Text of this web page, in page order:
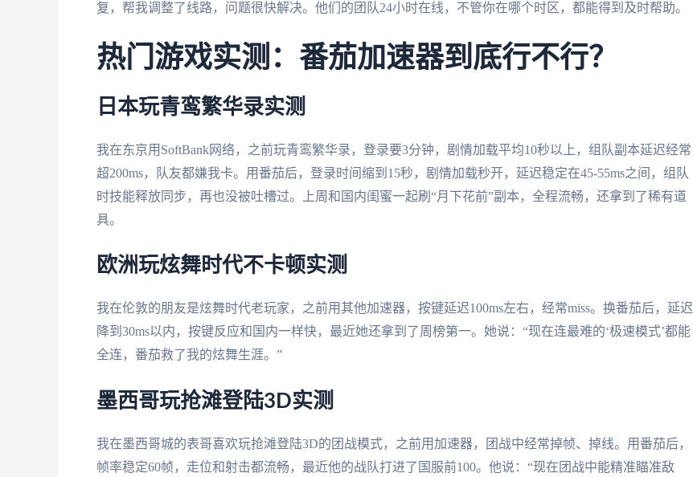
复，帮我调整了线路，问题很快解决。他们的团队24小时在线，不管你在哪个时区，都能得到及时帮助。
热门游戏实测：番茄加速器到底行不行？
日本玩青鸾繁华录实测
我在东京用SoftBank网络，之前玩青鸾繁华录，登录要3分钟，剧情加载平均10秒以上，组队副本延迟经常
超200ms，队友都嫌我卡。用番茄后，登录时间缩到15秒，剧情加载秒开，延迟稳定在45-55ms之间，组队
时技能释放同步，再也没被吐槽过。上周和国内闺蜜一起刷“月下花前”副本，全程流畅，还拿到了稀有道
具。
欧洲玩炫舞时代不卡顿实测
我在伦敦的朋友是炫舞时代老玩家，之前用其他加速器，按键延迟100ms左右，经常miss。换番茄后，延迟
降到30ms以内，按键反应和国内一样快，最近她还拿到了周榜第一。她说：“现在连最难的‘极速模式’都能
全连，番茄救了我的炫舞生涯。”
墨西哥玩抢滩登陆3D实测
我在墨西哥城的表哥喜欢玩抢滩登陆3D的团战模式，之前用加速器，团战中经常掉帧、掉线。用番茄后，
帧率稳定60帧，走位和射击都流畅，最近他的战队打进了国服前100。他说：“现在团战中能精准瞄准敌